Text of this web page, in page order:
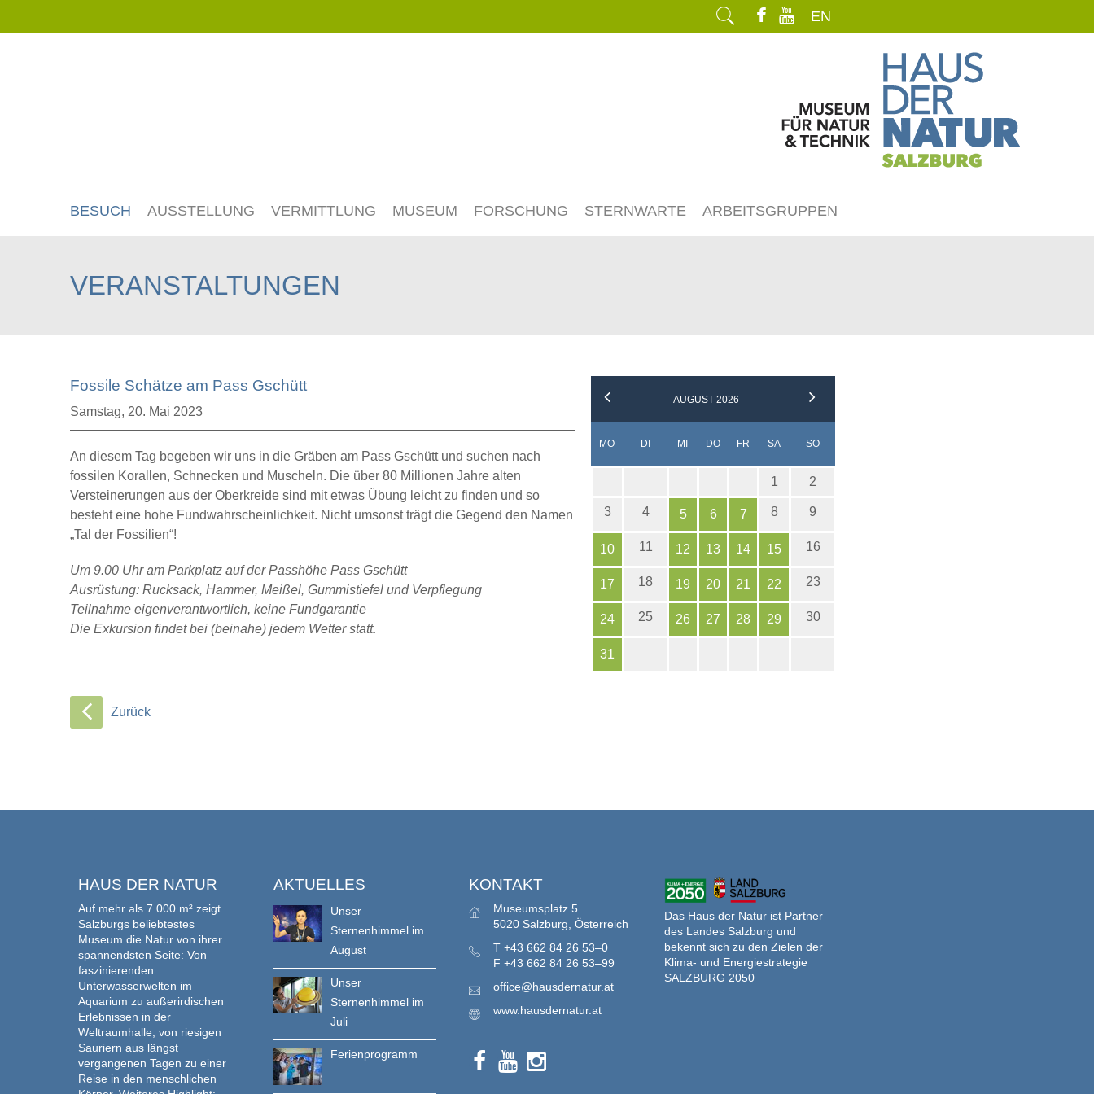
EN
BESUCH AUSSTELLUNG VERMITTLUNG MUSEUM FORSCHUNG STERNWARTE ARBEITSGRUPPEN
VERANSTALTUNGEN
Fossile Schätze am Pass Gschütt
Samstag, 20. Mai 2023
An diesem Tag begeben wir uns in die Gräben am Pass Gschütt und suchen nach
fossilen Korallen, Schnecken und Muscheln. Die über 80 Millionen Jahre alten
Versteinerungen aus der Oberkreide sind mit etwas Übung leicht zu finden und so
besteht eine hohe Fundwahrscheinlichkeit. Nicht umsonst trägt die Gegend den Namen
„Tal der Fossilien“!
Um 9.00 Uhr am Parkplatz auf der Passhöhe Pass Gschütt
Ausrüstung: Rucksack, Hammer, Meißel, Gummistiefel und Verpflegung
Teilnahme eigenverantwortlich, keine Fundgarantie
Die Exkursion findet bei (beinahe) jedem Wetter statt.
Zurück
AUGUST 2026
MONTAG DIENSTAG
MI TTWOCH
DONNERSTAG
FREITAG
SAMSTAGSONNTAG
1 2
3 4 5 6 7 8 9
10 11 12 13 14 15 16
17 18 19 20 21 22 23
24 25 26 27 28 29 30
31
HAUS DER NATUR
Auf mehr als 7.000 m² zeigt
Salzburgs beliebtestes
Museum die Natur von ihrer
spannendsten Seite: Von
faszinierenden
Unterwasserwelten im
Aquarium zu außerirdischen
Erlebnissen in der
Weltraumhalle, von riesigen
Sauriern aus längst
vergangenen Tagen zu einer
Reise in den menschlichen
AKTUELLES
Unser
Sternenhimmel im
August
Unser
Sternenhimmel im
Juli
Ferienprogramm
KONTAKT
Museumsplatz 5
5020 Salzburg, Österreich
T +43 662 84 26 53–0
F +43 662 84 26 53–99
office@hausdernatur.at
www.hausdernatur.at
Das Haus der Natur ist Partner
des Landes Salzburg und
bekennt sich zu den Zielen der
Klima- und Energiestrategie
SALZBURG 2050